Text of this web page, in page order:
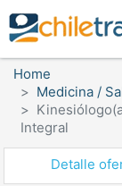
Home
Medicina /
Integral
Detalle